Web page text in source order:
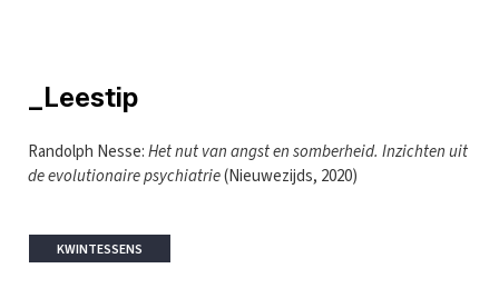
_Leestip
Randolph Nesse:Het nut van angst en somberheid. Inzichten uit
de evolutionaire psychiatrie(Nieuwezijds, 2020)
KWINTESSENS